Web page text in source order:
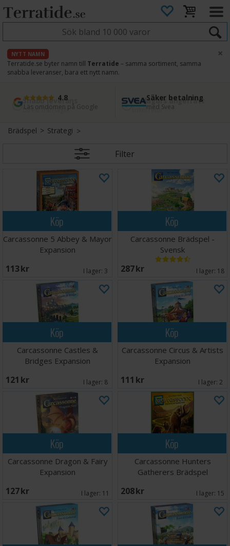
NYTT NAMN
Terratide.se byter namn till Terratide – samma sortiment, samma
snabba leveranser, bara ett nytt namn.
×
4.8
Läs omdömen på Google
Säker betalning
med Svea
Snabb leverans
Direkt från lager
45 dagars ångerrätt
Enkel retur
Brädspel>Strategi
Filter
Köp
Carcassonne 5 Abbey & Mayor
Expansion
113 SEK I lager: 3
Köp
Carcassonne Brädspel -
Svensk
287 SEK I lager: 18
Köp
Carcassonne Castles &
Bridges Expansion
121 SEK I lager: 8
Köp
Carcassonne Circus & Artists
Expansion
111 SEK I lager: 2
Köp
Carcassonne Dragon & Fairy
Expansion
127 SEK I lager: 11
Köp
Carcassonne Hunters
Gatherers Brädspel
208 SEK I lager: 15